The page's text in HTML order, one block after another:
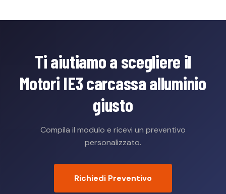
Ti aiutiamo a scegliere il
Motori IE3 carcassa alluminio
giusto
Compila il modulo e ricevi un preventivo
personalizzato.
Richiedi Preventivo